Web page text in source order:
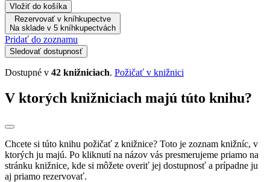
Vložiť do košíka
Rezervovať v kníhkupectve
Na sklade v 5 kníhkupectvách
Pridať do zoznamu
Sledovať dostupnosť
Dostupné v 42 knižniciach. Požičať v knižnici
V ktorých knižniciach majú túto knihu?
Chcete si túto knihu požičať z knižnice? Toto je zoznam knižníc, v
ktorých ju majú. Po kliknutí na názov vás presmerujeme priamo na
stránku knižnice, kde si môžete overiť jej dostupnosť a prípadne ju
aj priamo rezervovať.